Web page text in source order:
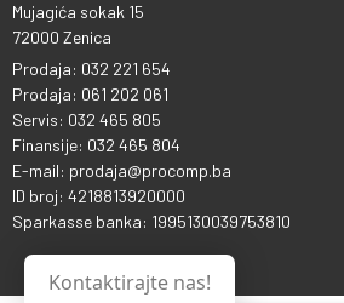
Mujagića sokak 15
72000 Zenica
Prodaja: 032 221 654
Prodaja: 061 202 061
Servis: 032 465 805
Finansije: 032 465 804
E-mail: prodaja@procomp.ba
ID broj: 4218813920000
Sparkasse banka: 1995130039753810
Kontaktirajte nas!